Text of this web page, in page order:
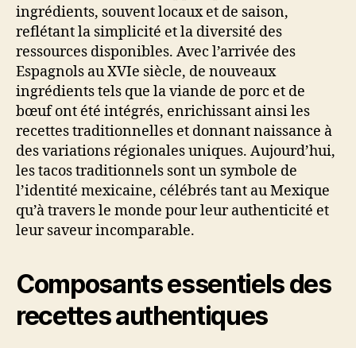
ingrédients, souvent locaux et de saison,
reflétant la simplicité et la diversité des
ressources disponibles. Avec l’arrivée des
Espagnols au XVIe siècle, de nouveaux
ingrédients tels que la viande de porc et de
bœuf ont été intégrés, enrichissant ainsi les
recettes traditionnelles et donnant naissance à
des variations régionales uniques. Aujourd’hui,
les tacos traditionnels sont un symbole de
l’identité mexicaine, célébrés tant au Mexique
qu’à travers le monde pour leur authenticité et
leur saveur incomparable.
Composants essentiels des
recettes authentiques